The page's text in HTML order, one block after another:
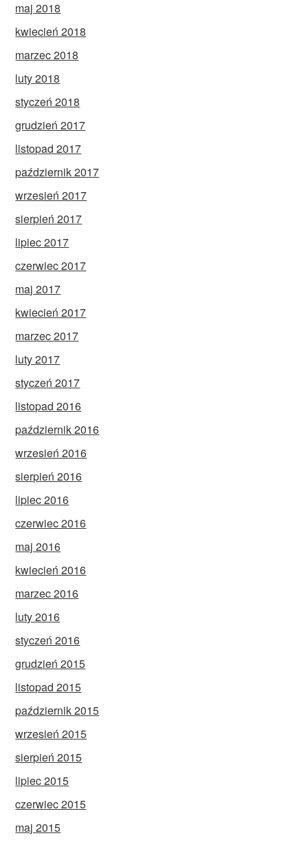
maj 2018
kwiecień 2018
marzec 2018
luty 2018
styczeń 2018
grudzień 2017
listopad 2017
październik 2017
wrzesień 2017
sierpień 2017
lipiec 2017
czerwiec 2017
maj 2017
kwiecień 2017
marzec 2017
luty 2017
styczeń 2017
listopad 2016
październik 2016
wrzesień 2016
sierpień 2016
lipiec 2016
czerwiec 2016
maj 2016
kwiecień 2016
marzec 2016
luty 2016
styczeń 2016
grudzień 2015
listopad 2015
październik 2015
wrzesień 2015
sierpień 2015
lipiec 2015
czerwiec 2015
maj 2015